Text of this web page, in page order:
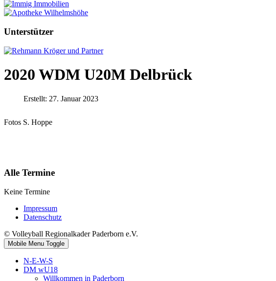
Unterstützer
2020 WDM U20M Delbrück
Erstellt: 27. Januar 2023
Fotos S. Hoppe
Alle Termine
Keine Termine
Impressum
Datenschutz
© Volleyball Regionalkader Paderborn e.V.
Mobile Menu Toggle
N-E-W-S
DM wU18
Willkommen in Paderborn